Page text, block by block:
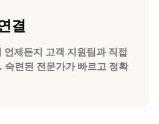
결
언제든지 고객 지원팀과 직접
숙련된 전문가가 빠르고 정확